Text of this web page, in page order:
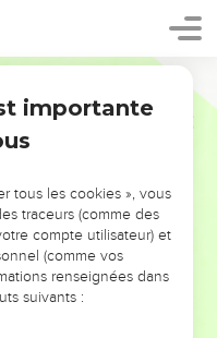
!
VOUS ÉVITER LES
importante
tous les cookies », vous
traceurs (comme des
compte utilisateur) et
(comme vos
renseignées dans
suivants :